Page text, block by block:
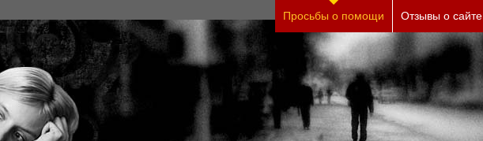
своего состояния и его психологические причины (бесплатно)
Просьбы о помощи Отзывы о сайте